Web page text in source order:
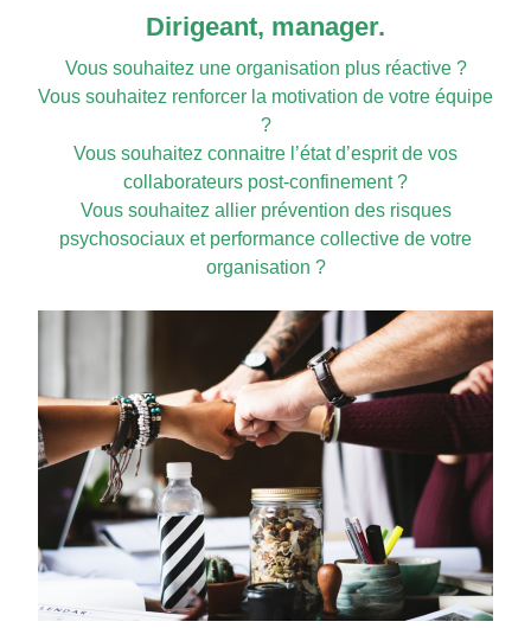
Dirigeant, manager.
Vous souhaitez une organisation plus réactive ?
Vous souhaitez renforcer la motivation de votre équipe
?
Vous souhaitez connaitre l’état d’esprit de vos
collaborateurs post-confinement ?
Vous souhaitez allier prévention des risques
psychosociaux et performance collective de votre
organisation ?